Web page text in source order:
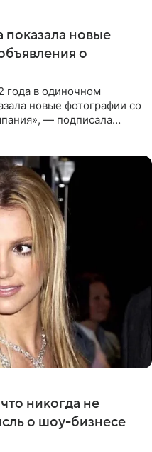
новые
о
года в одиночном
новые фотографии со
— подписала
никогда не
о шоу-бизнесе